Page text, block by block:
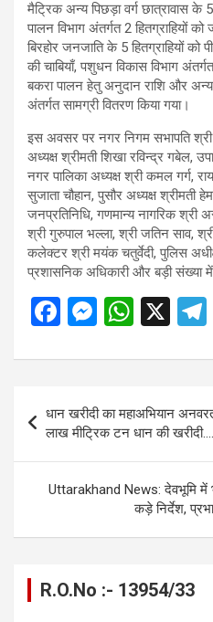
मैट्रिक अन्य पिछड़ा वर्ग छात्रावास के
पालन विभाग अंतर्गत 2 हितग्राहियों
बिरहोर जनजाति के 5 हितग्राहियों
की चाबियाँ, पशुधन विकास विभाग
बकरा पालन हेतु अनुदान राशि और अन्य
अंतर्गत सामग्री वितरण किया गया।
इस अवसर पर नगर निगम सभापति श्री
अध्यक्ष श्रीमती शिखा रविन्द्र गबेल,
नगर पालिका अध्यक्ष श्री कमल गर्ग,
सुजाता चौहान, पुसौर अध्यक्ष श्रीमती
जनप्रतिनिधि, गणमान्य नागरिक श्री
श्री गुरुपाल भल्ला, श्री जतिन साव,
कलेक्टर श्री मयंक चतुर्वेदी, पुलिस
प्रशासनिक अधिकारी और बड़ी संख्या
F
ce
o
o
k
M
se
n
g
er
W
at
s
A
p
p
X
navigation
धान खरीदी का महाअभियान
लाख मीट्रिक टन धान की खरीदी….
Uttarakhand News: देवभूमि में
कड़े निर्देश,
R.O.No :- 13954/33